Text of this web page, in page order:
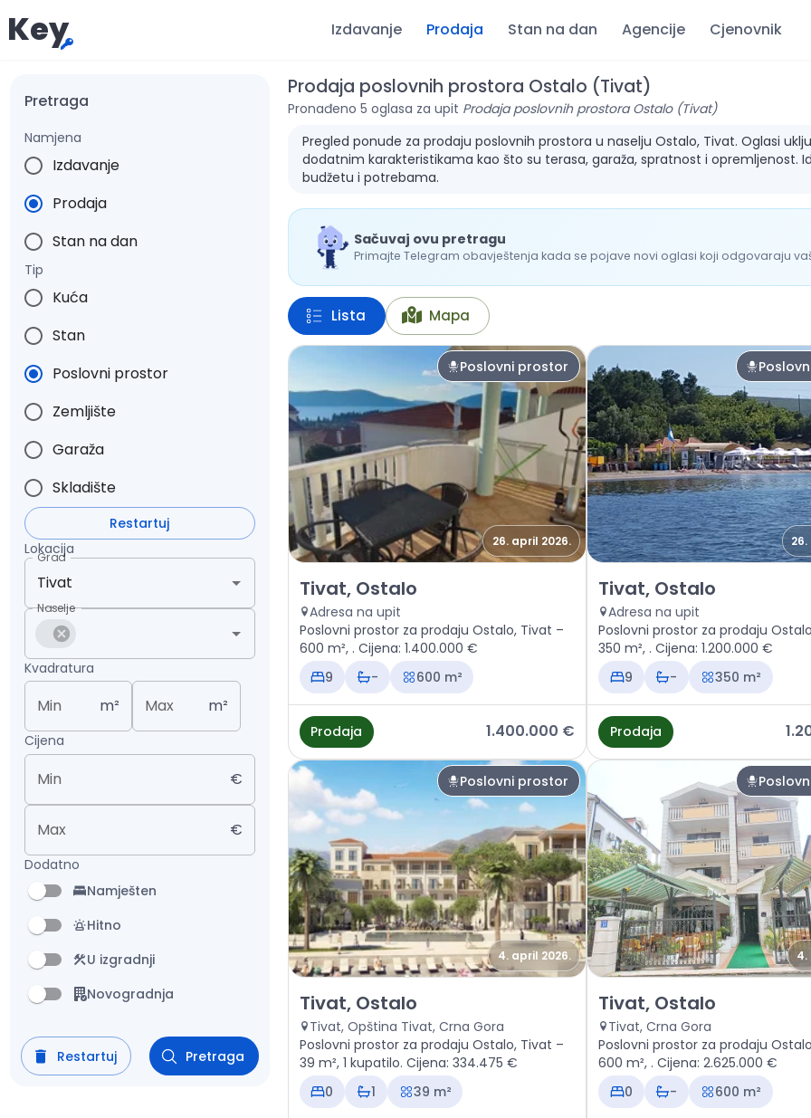
Key Izdavanje Prodaja Stan na dan Agencije Cjenovnik
Pretraga
Namjena
Izdavanje
Prodaja
Stan na dan
Tip
Kuća
Stan
Poslovni prostor
Zemljište
Garaža
Skladište
Restartuj
Lokacija
Grad
Naselje
Kvadratura
Min m² Max m²
Cijena
Min €
Max €
Dodatno
Namješten
Hitno
U izgradnji
Novogradnja
Restartuj Pretraga
Prodaja poslovnih prostora Ostalo (Tivat)
Pronađeno 5 oglasa za upit Prodaja poslovnih prostora Ostalo (Tivat)
Pregled ponude za prodaju poslovnih prostora u naselju Ostalo, Tivat. Oglasi
dodatnim karakteristikama kao što su terasa, garaža, spratnost i opremljenost.
budžetu i potrebama.
Sačuvaj ovu pretragu
Primajte Telegram obavještenja kada se pojave novi oglasi koji odgovaraju
Lista Mapa
Poslovni prostor
26. april 2026.
Prodaja - Poslovni prostor Tivat, Ostalo
Tivat, Ostalo
Adresa na upit
Poslovni prostor za prodaju Ostalo, Tivat –
600 m², . Cijena: 1.400.000 €
9
- 600 m²
Prodaja 1.400.000 €
Prodaja - Poslovni prostor
Tivat, Ostalo
Adresa na upit
Poslovni prostor za prodaju
350 m², . Cijena: 1.200.000 €
9
- 350 m²
Prodaja
Poslovni prostor
4. april 2026.
Prodaja - Poslovni prostor Tivat, Ostalo
Tivat, Ostalo
Tivat, Opština Tivat, Crna Gora
Poslovni prostor za prodaju Ostalo, Tivat –
39 m², 1 kupatilo. Cijena: 334.475 €
0
1 39 m²
4.
Prodaja - Poslovni prostor
Tivat, Ostalo
Tivat, Crna Gora
Poslovni prostor za prodaju
600 m², . Cijena: 2.625.000 €
0
- 600 m²